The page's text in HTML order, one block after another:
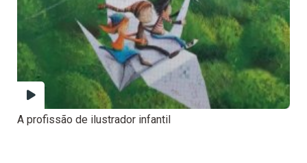
A profissão de ilustrador infantil